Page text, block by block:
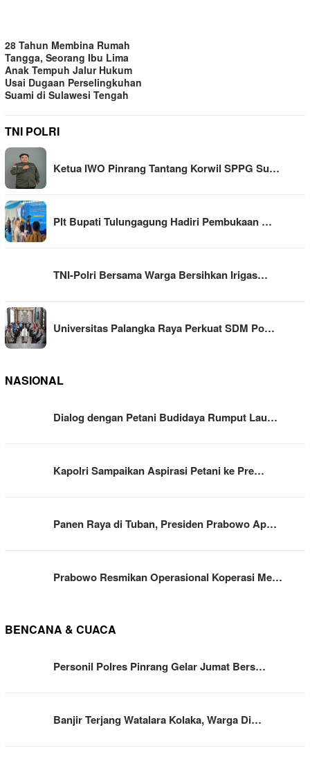
28 Tahun Membina Rumah
Tangga, Seorang Ibu Lima
Anak Tempuh Jalur Hukum
Usai Dugaan Perselingkuhan
Suami di Sulawesi Tengah
TNI POLRI
Ketua IWO Pinrang Tantang Korwil SPPG Su…
Plt Bupati Tulungagung Hadiri Pembukaan …
TNI-Polri Bersama Warga Bersihkan Irigas…
Universitas Palangka Raya Perkuat SDM Po…
NASIONAL
Dialog dengan Petani Budidaya Rumput Lau…
Kapolri Sampaikan Aspirasi Petani ke Pre…
Panen Raya di Tuban, Presiden Prabowo Ap…
Prabowo Resmikan Operasional Koperasi Me…
BENCANA & CUACA
Personil Polres Pinrang Gelar Jumat Bers…
Banjir Terjang Watalara Kolaka, Warga Di…